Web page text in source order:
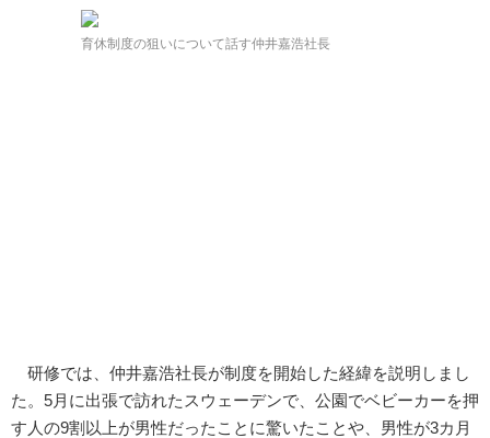
育休制度の狙いについて話す仲井嘉浩社長
研修では、仲井嘉浩社長が制度を開始した経緯を説明しまし
た。5月に出張で訪れたスウェーデンで、公園でベビーカーを押
す人の9割以上が男性だったことに驚いたことや、男性が3カ月